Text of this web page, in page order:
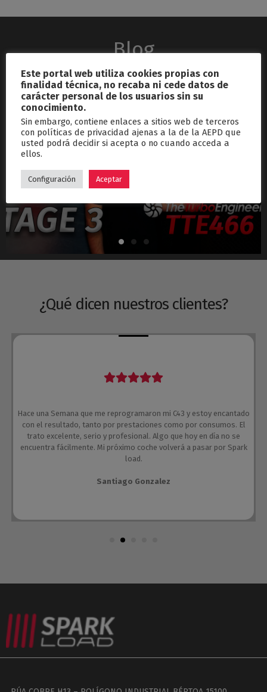
Blog
septiembre 26, 2024
Hyundai i30N Stage 3 – Turbo TTE466
¿Qué dicen nuestros clientes?
Hace una Semana que me reprogramaron mi C43 y estoy encantado
con el resultado, tanto por prestaciones como por consumos. El
trato excelente, serio y profesional. Algo que hoy en día no se
encuentra fácilmente. Mi próximo coche volverá a pasar por Spark
load.
Santiago Gonzalez
Este portal web utiliza cookies propias con
finalidad técnica, no recaba ni cede datos de
carácter personal de los usuarios sin su
conocimiento.
Sin embargo, contiene enlaces a sitios web de terceros
con políticas de privacidad ajenas a la de la AEPD que
usted podrá decidir si acepta o no cuando acceda a
ellos.
Configuración Aceptar